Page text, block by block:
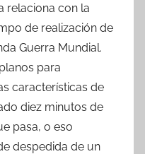
relaciona con la
de realización de
Guerra Mundial.
para
características de
diez minutos de
pasa, o eso
despedida de un